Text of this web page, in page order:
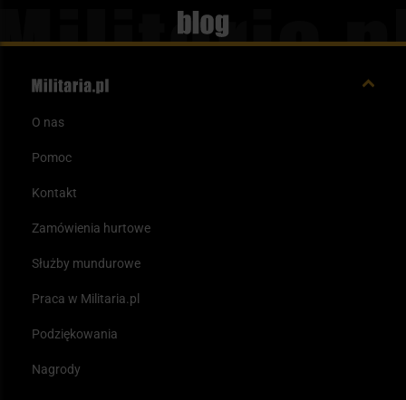
Blog
O nas
Pomoc
Kontakt
Zamówienia hurtowe
Służby mundurowe
Praca w Militaria.pl
Podziękowania
Nagrody